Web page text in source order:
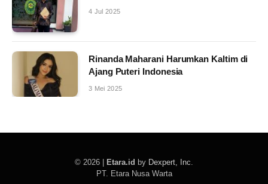
4 Jul 2025
Rinanda Maharani Harumkan Kaltim di
Ajang Puteri Indonesia
3 Mei 2025
© 2026 | Etara.id by Dexpert, Inc
PT. Etara Nusa Warta